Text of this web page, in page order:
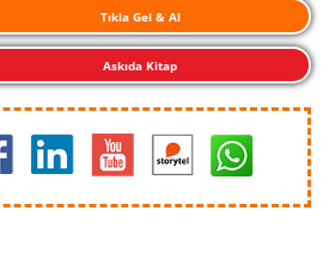
Tıkla Gel & Al
Askıda Kitap